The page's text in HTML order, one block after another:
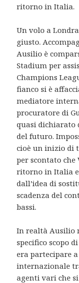
ritorno in Italia.
Un volo a
giusto.
Ausilio è
Stadium per
Champions
fianco si è
mediatore
procuratore di
quasi dichiarato
del futuro.
cioè un inizio di
per scontato che
ritorno in Italia
dall’idea di
scadenza del
bassi.
In realtà Ausilio
specifico scopo
era partecipare
internazionale
agenti vari che